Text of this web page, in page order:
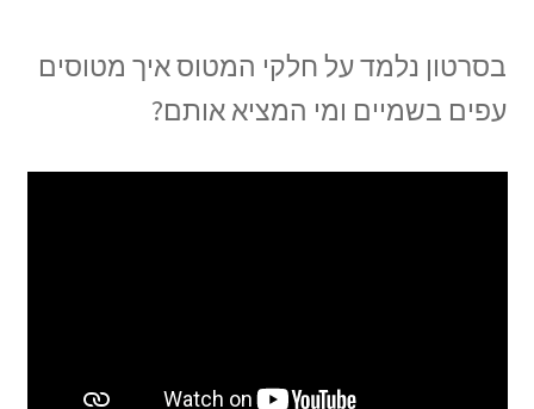
בסרטון נלמד על חלקי המטוס איך מטוסים
עפים בשמיים ומי המציא אותם?